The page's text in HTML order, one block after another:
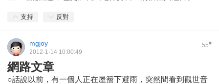
支持 反對
55#
mgjoy
2012-1-14 10:00:49
網路文章
○話說以前，有一個人正在屋簷下避雨，突然間看到觀世音